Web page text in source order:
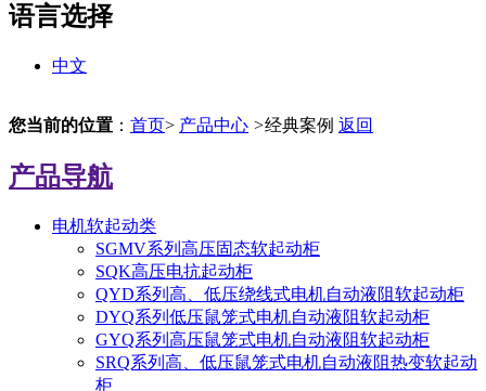
语言选择
中文
您当前的位置 ： 首页> 产品中心 >经典案例 返回
产品导航
电机软起动类
SGMV系列高压固态软起动柜
SQK高压电抗起动柜
QYD系列高、低压绕线式电机自动液阻软起动柜
DYQ系列低压鼠笼式电机自动液阻软起动柜
GYQ系列高压鼠笼式电机自动液阻软起动柜
SRQ系列高、低压鼠笼式电机自动液阻热变软起动
柜